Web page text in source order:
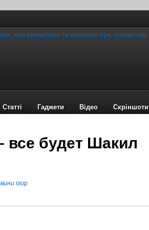
Статті Гаджети Відео Cкріншоти
все будет Шакил
ігор